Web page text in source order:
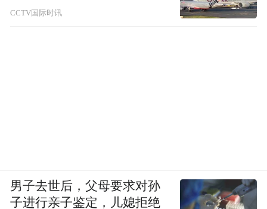
CCTV国际时讯
男子去世后，父母要求对孙
子进行亲子鉴定，儿媳拒绝